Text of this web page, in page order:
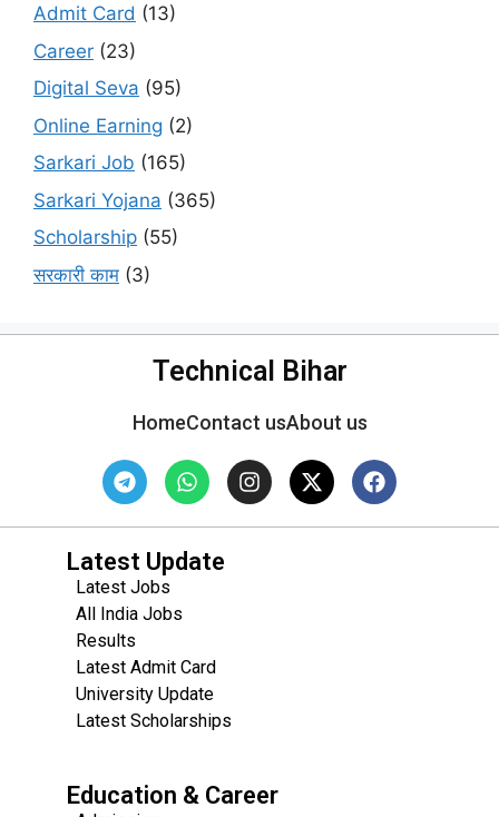
Admit Card (13)
Career (23)
Digital Seva (95)
Online Earning (2)
Sarkari Job (165)
Sarkari Yojana (365)
Scholarship (55)
सरकारी काम (3)
Technical Bihar
HomeContact usAbout us
Latest Update
Latest Jobs
All India Jobs
Results
Latest Admit Card
University Update
Latest Scholarships
Education & Career